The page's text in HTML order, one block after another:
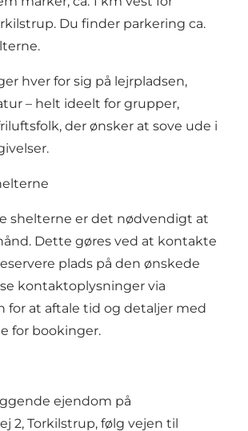
Du finder parkering ca.
hver for sig på lejrpladsen,
– helt ideelt for grupper,
der ønsker at sove ude i
shelterne er det nødvendigt at
Dette gøres ved at kontakte
plads på den ønskede
kontaktoplysninger via
for at aftale tid og detaljer med
for bookinger.
ejendom på
2, Torkilstrup, følg vejen til